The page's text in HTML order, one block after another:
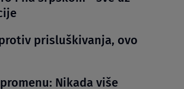
prisluškivanja, ovo
Nikada više